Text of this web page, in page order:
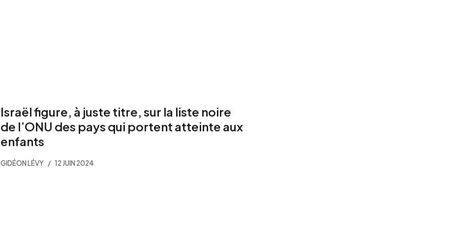
Israël figure, à juste titre, sur la liste noire
de l’ONU des pays qui portent atteinte aux
enfants
GIDÉON LÉVY 12 JUIN 2024